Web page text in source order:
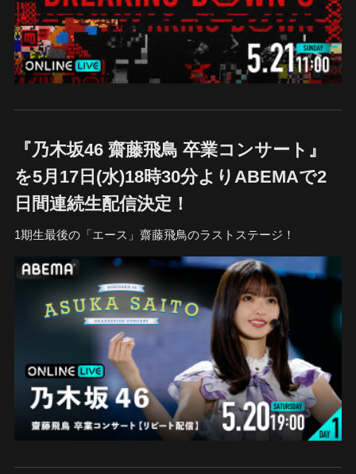
『乃木坂46 齋藤飛鳥 卒業コンサート』
を5月17日(水)18時30分よりABEMAで2
日間連続生配信決定！
1期生最後の「エース」齋藤飛鳥のラストステージ！